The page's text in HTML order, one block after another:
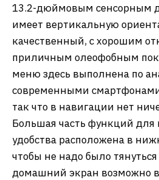
13.2-дюймовым сенсорным
имеет вертикальную
качественный, с хорошим
приличным олеофобным
меню здесь выполнена по
современными
так что в навигации нет
Большая часть функций для
удобства расположена в
чтобы не надо было
домашний экран возможно